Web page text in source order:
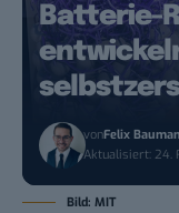
Batterie-
vonFelix
Aktualisiert: 24.
Bild: MIT